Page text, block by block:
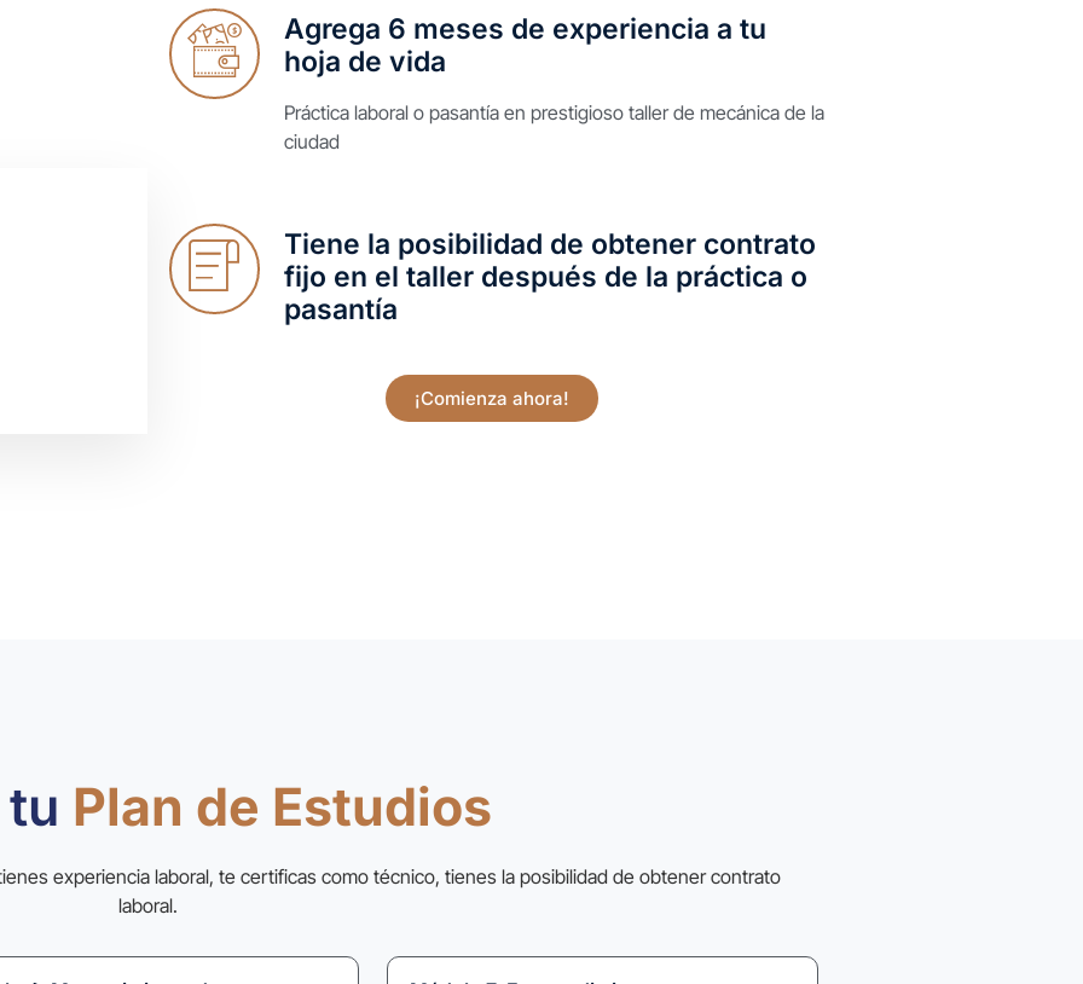
Agrega 6 meses de experiencia a tu
hoja de vida
Práctica laboral o pasantía en prestigioso taller de mecánica de la
ciudad
Tiene la posibilidad de obtener contrato
fijo en el taller después de la práctica o
pasantía
¡Comienza ahora!
Plan de Estudios
experiencia laboral, te certificas como técnico, tienes la posibilidad de obtener contrato
laboral.